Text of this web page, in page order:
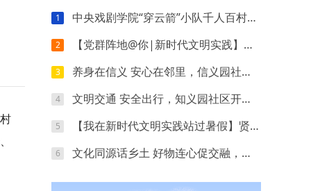
1 中央戏剧学院“穿云箭”小队千人百村暑期实践：红色文化可感可触，文创“小楼”萌动山乡
2 【党群阵地@你|新时代文明实践】开营第四天｜执笔忆研学，动手探科学，解锁夏日多彩时光
3 养身在信义 安心在邻里，信义园社区立秋养生专场来啦
4 文明交通 安全出行，知义园社区开展电动车交通安全宣传活动
5 【我在新时代文明实践站过暑假】贤王庄村开展“寻找赛博坦星球”青少年科普活动
6 文化同源话乡土 好物连心促交融，夏各庄镇团委开展京津冀红领巾夏令营乡土好物分享会